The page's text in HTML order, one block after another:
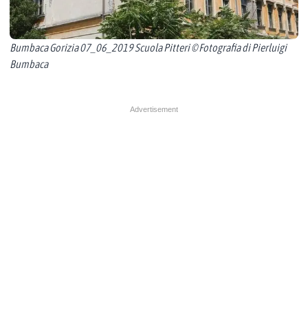
Bumbaca Gorizia 07_06_2019 Scuola Pitteri © Fotografia di Pierluigi
Bumbaca